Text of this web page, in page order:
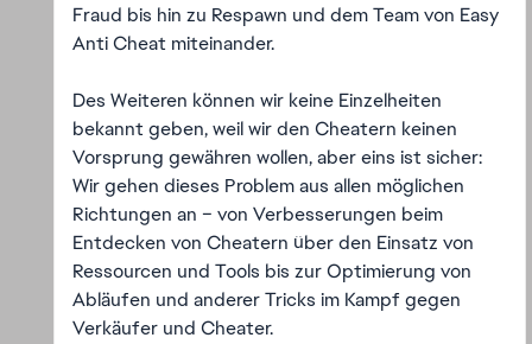
Fraud bis hin zu Respawn und dem Team von Easy
Anti Cheat miteinander.
Des Weiteren können wir keine Einzelheiten
bekannt geben, weil wir den Cheatern keinen
Vorsprung gewähren wollen, aber eins ist sicher:
Wir gehen dieses Problem aus allen möglichen
Richtungen an – von Verbesserungen beim
Entdecken von Cheatern über den Einsatz von
Ressourcen und Tools bis zur Optimierung von
Abläufen und anderer Tricks im Kampf gegen
Verkäufer und Cheater.